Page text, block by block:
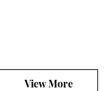
View More